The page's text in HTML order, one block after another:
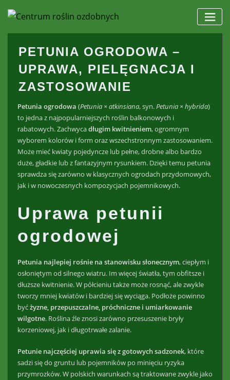
PETUNIA OGRODOWA –
UPRAWA, PIELĘGNACJA I
ZASTOSOWANIE
Petunia ogrodowa (Petunia × atkinsiana, syn.Petunia × hybrida)
to jedna z najpopularniejszych roślin balkonowych i
rabatowych. Zachwycadługim kwitnieniem, ogromnym
wyborem kolorów i form oraz wszechstronnym zastosowaniem.
Może mieć kwiaty pojedyncze lub pełne, drobne albo bardzo
duże, gładkie lub z fantazyjnym rysunkiem. Dzięki temu petunia
sprawdza się zarówno w klasycznych ogrodach przydomowych,
jak i w nowoczesnych kompozycjach pojemnikowych.
Uprawa petunii
ogrodowej
Petunia najlepiej rośnie na stanowisku słonecznym, ciepłym i
osłoniętym od silnego wiatru. Im więcej światła, tym obfitsze i
dłuższe kwitnienie. W półcieniu także może rosnąć, ale zwykle
tworzy mniej kwiatów i bardziej się wyciąga. Podłoże powinno
byćżyzne, przepuszczalne, próchniczne i umiarkowanie
wilgotne. Roślina źle znosi zarówno przesuszenie bryły
korzeniowej, jak i długotrwałe zalanie.
Petunie najczęściej uprawia się z gotowych sadzonek, które
sadzi się do gruntu lub pojemników po minięciu ryzyka
przymrozków. W polskich warunkach są traktowane zwykle jako